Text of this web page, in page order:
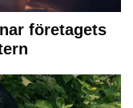
företagets